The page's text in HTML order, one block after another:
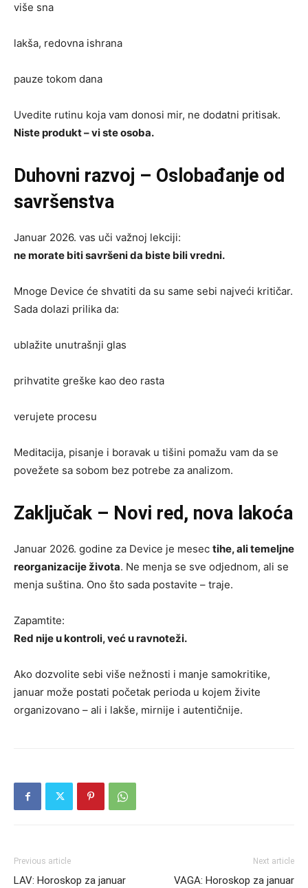
više sna
lakša, redovna ishrana
pauze tokom dana
Uvedite rutinu koja vam donosi mir, ne dodatni pritisak.
Niste produkt – vi ste osoba.
Duhovni razvoj – Oslobađanje od
savršenstva
Januar 2026. vas uči važnoj lekciji:
ne morate biti savršeni da biste bili vredni.
Mnoge Device će shvatiti da su same sebi najveći kritičar.
Sada dolazi prilika da:
ublažite unutrašnji glas
prihvatite greške kao deo rasta
verujete procesu
Meditacija, pisanje i boravak u tišini pomažu vam da se
povežete sa sobom bez potrebe za analizom.
Zaključak – Novi red, nova lakoća
Januar 2026. godine za Device je mesec tihe, ali temeljne
reorganizacije života. Ne menja se sve odjednom, ali se
menja suština. Ono što sada postavite – traje.
Zapamtite:
Red nije u kontroli, već u ravnoteži.
Ako dozvolite sebi više nežnosti i manje samokritike,
januar može postati početak perioda u kojem živite
organizovano – ali i lakše, mirnije i autentičnije.
Previous article
LAV: Horoskop za januar
Next article
VAGA: Horoskop za januar